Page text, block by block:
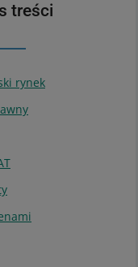
treści
rynek